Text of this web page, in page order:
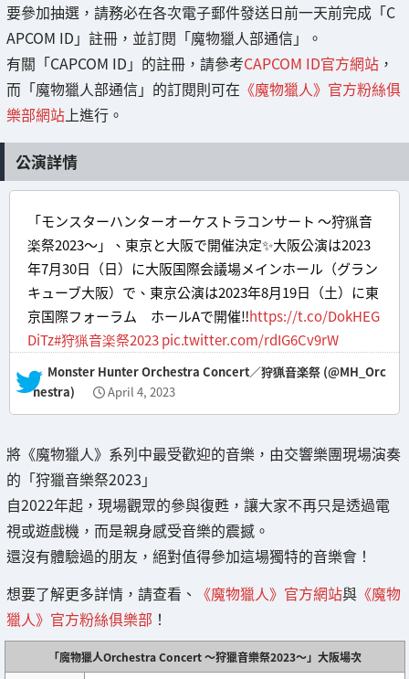
要參加抽選，請務必在各次電子郵件發送日前一天前完成「C
APCOM ID」註冊，並訂閱「魔物獵人部通信」。
有關「CAPCOM ID」的註冊，請參考CAPCOM ID官方網站 ，
而「魔物獵人部通信」的訂閱則可在 《魔物獵人》官方粉絲俱
樂部網站上進行。
公演詳情
「モンスターハンターオーケストラコンサート ～狩猟音
楽祭2023～」、東京と大阪で開催決定✨大阪公演は2023
年7月30日（日）に大阪国際会議場メインホール（グラン
キューブ大阪）で、東京公演は2023年8月19日（土）に東
京国際フォーラム ホールAで開催‼️https://t.co/DokHEG
DiTz#狩猟音楽祭2023pic.twitter.com/rdIG6Cv9rW
— Monster Hunter Orchestra Concert／狩猟音楽祭 (@MH_Orc
hestra)
April 4, 2023
將《魔物獵人》系列中最受歡迎的音樂，由交響樂團現場演奏
的「狩獵音樂祭2023」
自2022年起，現場觀眾的參與復甦，讓大家不再只是透過電
視或遊戲機，而是親身感受音樂的震撼。
還沒有體驗過的朋友，絕對值得參加這場獨特的音樂會！
想要了解更多詳情，請查看、 《魔物獵人》官方網站與 《魔物
獵人》官方粉絲俱樂部 ！
「魔物獵人Orchestra Concert ～狩獵音樂祭2023～」大阪場次